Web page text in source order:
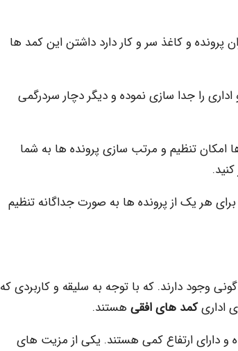
و کاغذ سر و کار دارد داشتن این کمد ها
را جدا سازی نموده و دیگر دچار سردرگمی
امکان تنظیم و مرتب سازی پرونده ها به شما
هر یک از پرونده ها به صورت جداگانه تنظیم
وجود دارند. که با توجه به سلیقه و کاربردی که
اداریکمد های افقی هستند.
و دارای ارتفاع کمی هستند. یکی از مزیت های